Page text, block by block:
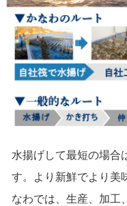
水揚げして最短の場合
す。より新鮮でより美
なわでは、生産、加工